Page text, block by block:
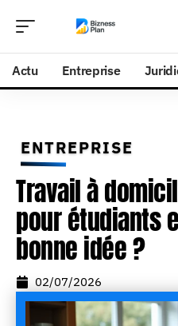
Actu Entreprise
ENTREPRISE
Travail à
pour étudiants
bonne idée ?
02/07/2026